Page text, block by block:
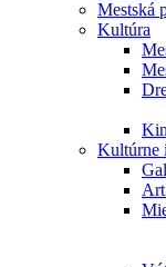
Mestská
Kultúra
Kultúrne